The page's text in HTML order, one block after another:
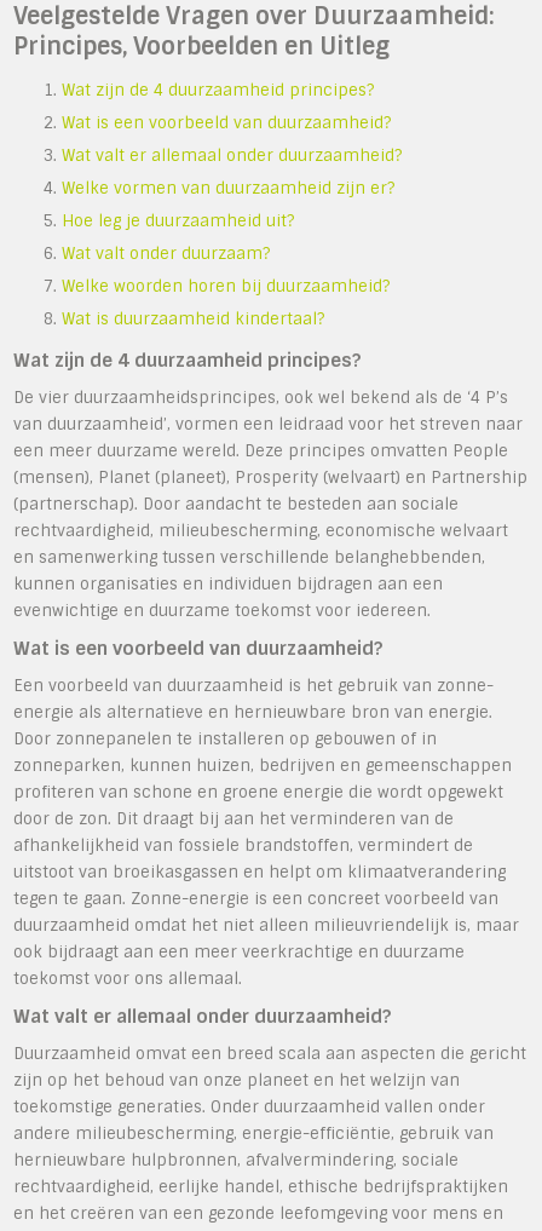
Veelgestelde Vragen over Duurzaamheid:
Principes, Voorbeelden en Uitleg
Wat zijn de 4 duurzaamheid principes?
Wat is een voorbeeld van duurzaamheid?
Wat valt er allemaal onder duurzaamheid?
Welke vormen van duurzaamheid zijn er?
Hoe leg je duurzaamheid uit?
Wat valt onder duurzaam?
Welke woorden horen bij duurzaamheid?
Wat is duurzaamheid kindertaal?
Wat zijn de 4 duurzaamheid principes?
De vier duurzaamheidsprincipes, ook wel bekend als de ‘4 P’s
van duurzaamheid’, vormen een leidraad voor het streven naar
een meer duurzame wereld. Deze principes omvatten People
(mensen), Planet (planeet), Prosperity (welvaart) en Partnership
(partnerschap). Door aandacht te besteden aan sociale
rechtvaardigheid, milieubescherming, economische welvaart
en samenwerking tussen verschillende belanghebbenden,
kunnen organisaties en individuen bijdragen aan een
evenwichtige en duurzame toekomst voor iedereen.
Wat is een voorbeeld van duurzaamheid?
Een voorbeeld van duurzaamheid is het gebruik van zonne-
energie als alternatieve en hernieuwbare bron van energie.
Door zonnepanelen te installeren op gebouwen of in
zonneparken, kunnen huizen, bedrijven en gemeenschappen
profiteren van schone en groene energie die wordt opgewekt
door de zon. Dit draagt bij aan het verminderen van de
afhankelijkheid van fossiele brandstoffen, vermindert de
uitstoot van broeikasgassen en helpt om klimaatverandering
tegen te gaan. Zonne-energie is een concreet voorbeeld van
duurzaamheid omdat het niet alleen milieuvriendelijk is, maar
ook bijdraagt aan een meer veerkrachtige en duurzame
toekomst voor ons allemaal.
Wat valt er allemaal onder duurzaamheid?
Duurzaamheid omvat een breed scala aan aspecten die gericht
zijn op het behoud van onze planeet en het welzijn van
toekomstige generaties. Onder duurzaamheid vallen onder
andere milieubescherming, energie-efficiëntie, gebruik van
hernieuwbare hulpbronnen, afvalvermindering, sociale
rechtvaardigheid, eerlijke handel, ethische bedrijfspraktijken
en het creëren van een gezonde leefomgeving voor mens en